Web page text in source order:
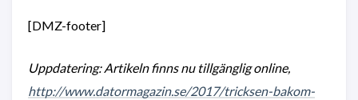
[DMZ-footer]
Uppdatering: Artikeln finns nu tillgänglig online,
http://www.datormagazin.se/2017/tricksen-bakom-